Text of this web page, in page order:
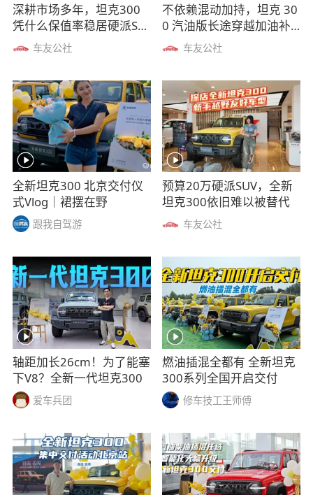
深耕市场多年，坦克300
凭什么保值率稳居硬派SU
V第一梯队？
车友公社
不依赖混动加持，坦克 30
0 汽油版长途穿越加油补
给更便利
车友公社
全新坦克300 北京交付仪
式Vlog｜裙摆在野
跟我自驾游
预算20万硬派SUV，全新
坦克300依旧难以被替代
车友公社
轴距加长26cm！为了能塞
下V8？全新一代坦克300
爱车兵团
燃油插混全都有 全新坦克
300系列全国开启交付
修车技工王师傅